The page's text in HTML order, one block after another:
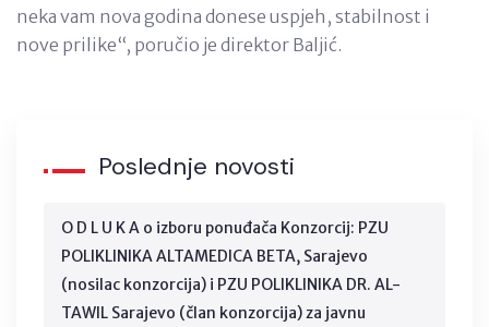
neka vam nova godina donese uspjeh, stabilnost i
nove prilike“, poručio je direktor Baljić.
Poslednje novosti
O D L U K A o izboru ponuđača Konzorcij: PZU
POLIKLINIKA ALTAMEDICA BETA, Sarajevo
(nosilac konzorcija) i PZU POLIKLINIKA DR. AL-
TAWIL Sarajevo (član konzorcija) za javnu